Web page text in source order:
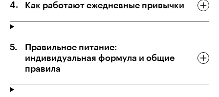
Как работают ежедневные привычки
Правильное питание:
индивидуальная формула и общие
правила